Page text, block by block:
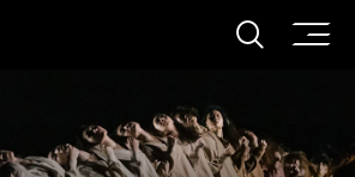
打開